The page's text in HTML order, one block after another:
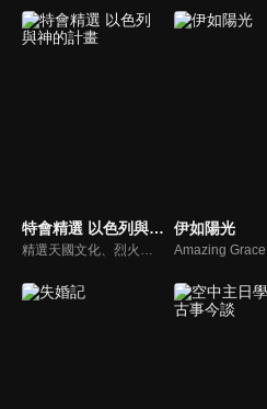
特會精選 以色列與神的計畫
精選天國文化、烈火特會、超自然大能與使徒性教會等特會，幫助我們更加明白神的心意，好讓我們的生命能走在神的道路上進入命定。
伊如陽光
Amazing Grace